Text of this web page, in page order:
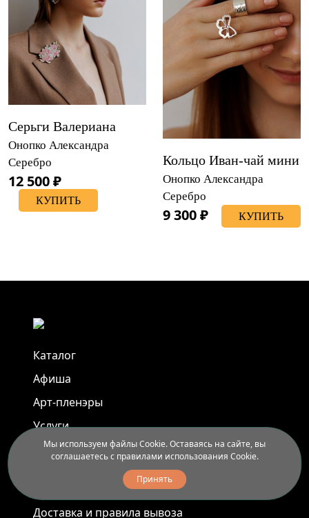
Серьги Валериана
Онопко Александра
Серебро
12 500 ₽
КУПИТЬ
Кольцо Иван-чай мини
Онопко Александра
Серебро
9 300 ₽ КУПИТЬ
Каталог
Афиша
Арт-пленэры
Услуги
Доставка и правила вывоза
Мы используем файлы Cookie. Оставаясь на сайте, вы
соглашаетесь с правилами использования Cookie.
Принять